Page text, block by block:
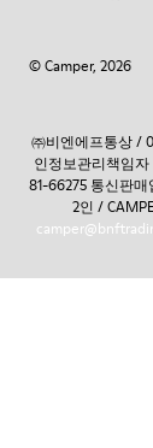
© Camper, 2026
㈜비엔에프통상 /
인정보관리책임
81-66275 통신판
2인 /